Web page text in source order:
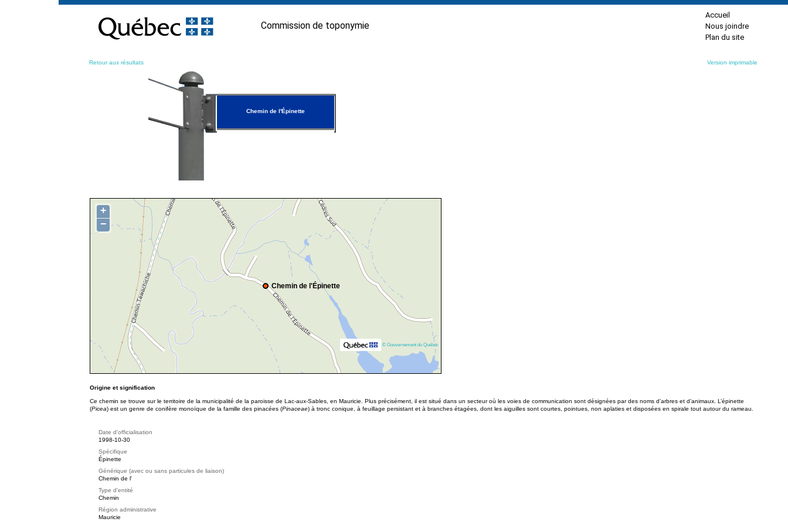
contenu
Commission de toponymie
Accueil
Nous joindre
Plan du site
Retour aux résultats Version imprimable
Chemin de l'Épinette
Chemin de l'Épinette
+
−
© Gouvernement du Québec
Origine et signification
Ce chemin se trouve sur le territoire de la municipalité de la paroisse de Lac-aux-Sables, en Mauricie. Plus précisément, il est situé dans un secteur où les voies de communication sont désignées par des noms d’arbres et d’animaux. L’épinette
(Picea) est un genre de conifère monoïque de la famille des pinacées (Pinaceae) à tronc conique, à feuillage persistant et à branches étagées, dont les aiguilles sont courtes, pointues, non aplaties et disposées en spirale tout autour du rameau.
Date d'officialisation
1998-10-30
Spécifique
Épinette
Générique (avec ou sans particules de liaison)
Chemin de l'
Type d'entité
Chemin
Région administrative
Mauricie